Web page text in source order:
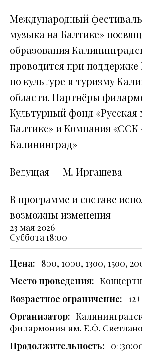
Международный фестиваль
музыка на Балтике»
образования
проводится при поддержке
по культуре и туризму
области. Партнёры
Культурный фонд «Русская
Балтике» и Компания
Калининград»
Ведущая — М. Иргашева
В программе и составе
возможны изменения
23 мая 2026
Суббота 18:00
Цена: 800, 1000, 1300, 1500,
Место проведения:
Возрастное ограничение: 12+
Организатор:
филармония им. Е.Ф.
Продолжительность: